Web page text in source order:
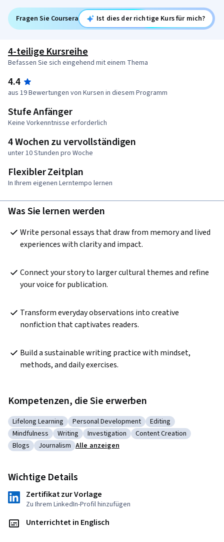
Fragen Sie Coursera Ist dies der richtige Kurs für mich?
4-teilige Kursreihe
Befassen Sie sich eingehend mit einem Thema
4.4
aus 19 Bewertungen von Kursen in diesem Programm
Stufe Anfänger
Keine Vorkenntnisse erforderlich
4 Wochen zu vervollständigen
unter 10 Stunden pro Woche
Flexibler Zeitplan
In Ihrem eigenen Lerntempo lernen
Was Sie lernen werden
Write personal essays that draw from memory and lived
experiences with clarity and impact.
Connect your story to larger cultural themes and refine
your voice for publication.
Transform everyday observations into creative
nonfiction that captivates readers.
Build a sustainable writing practice with mindset,
methods, and daily exercises.
Kompetenzen, die Sie erwerben
Kategorie: Lifelong Learning
Lifelong Learning Kategorie: Personal Development
Personal Development Kategorie: Editing
Editing
Kategorie: Mindfulness
Mindfulness Kategorie: Writing
Writing Kategorie: Investigation
Investigation Kategorie: Content
Content Creation
Kategorie: Blogs
Blogs Kategorie: Journalism
Journalism Alle anzeigen
Wichtige Details
Zertifikat zur Vorlage
Zu Ihrem LinkedIn-Profil hinzufügen
Unterrichtet in Englisch